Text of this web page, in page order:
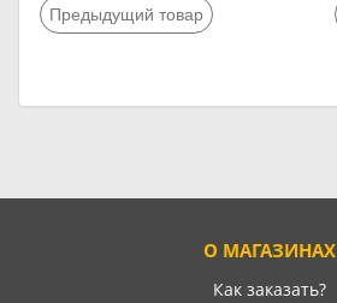
Предыдущий товар
О МАГАЗИНАХ
Как заказать?